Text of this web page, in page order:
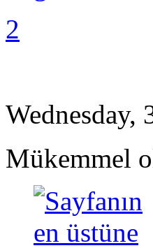
2
Wednesday,
Mükemmel